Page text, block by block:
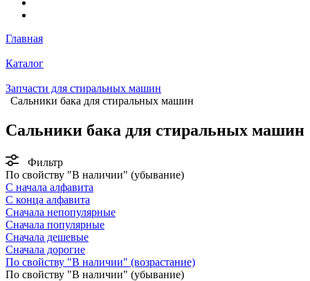
Главная
Каталог
Запчасти для стиральных машин
Сальники бака для стиральных машин
Сальники бака для стиральных машин
Фильтр
По свойству "В наличии" (убывание)
С начала алфавита
С конца алфавита
Сначала непопулярные
Сначала популярные
Сначала дешевые
Сначала дорогие
По свойству "В наличии" (возрастание)
По свойству "В наличии" (убывание)